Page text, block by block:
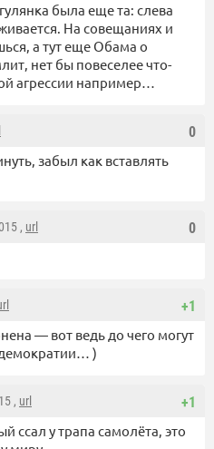
была еще та: слева
На совещаниях и
а тут еще Обама о
нет бы повеселее что-
агрессии например…
0
забыл как вставлять
0
, url
+1
— вот ведь до чего могут
)
+1
, url
ссал у трапа самолёта, это